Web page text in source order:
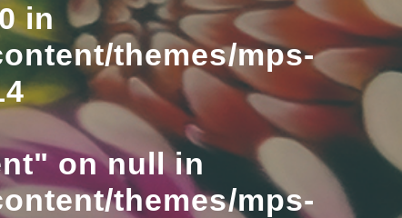
in
themes/mps-
on null in
themes/mps-